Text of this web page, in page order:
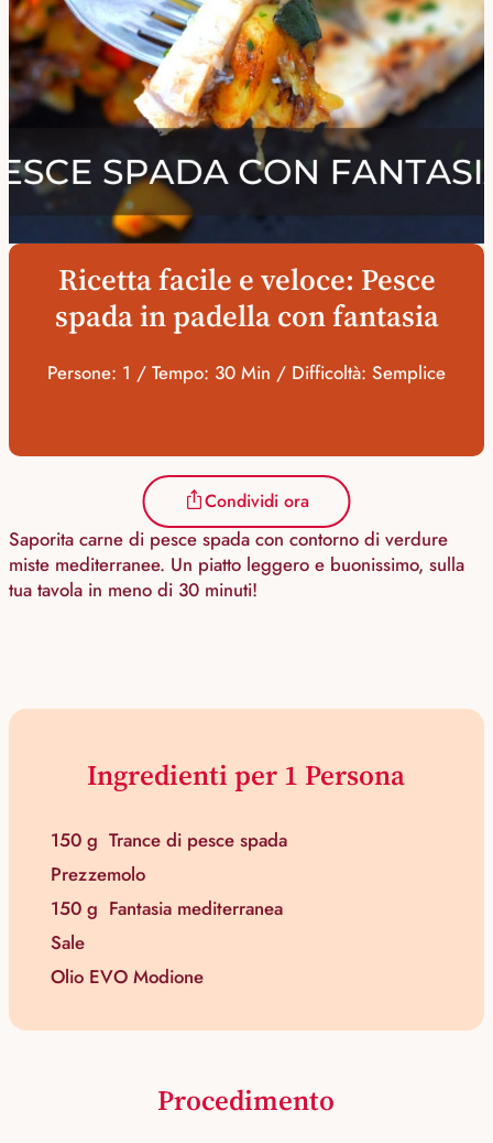
Ricetta facile e veloce: Pesce
spada in padella con fantasia
Persone: 1 / Tempo: 30 Min / Difficoltà: Semplice
Condividi ora
Saporita carne di pesce spada con contorno di verdure
miste mediterranee. Un piatto leggero e buonissimo, sulla
tua tavola in meno di 30 minuti!
Ingredienti per 1 Persona
150 g Trance di pesce spada
Prezzemolo
150 g Fantasia mediterranea
Sale
Olio EVO Modione
Procedimento